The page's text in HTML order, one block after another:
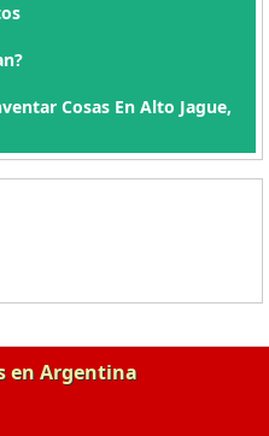
Cosas En Alto Jague,
en Argentina